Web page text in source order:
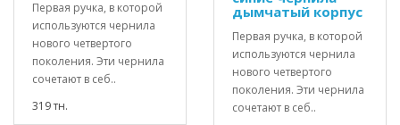
Первая ручка, в которой
используются чернила
нового четвертого
поколения. Эти чернила
сочетают в себ..
319 тн.
дымчатый корпус
Первая ручка, в которой
используются чернила
нового четвертого
поколения. Эти чернила
сочетают в себ..